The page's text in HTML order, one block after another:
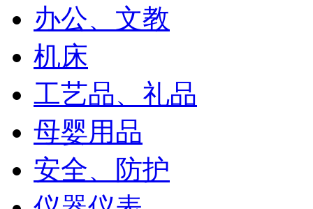
办公、文教
机床
工艺品、礼品
母婴用品
安全、防护